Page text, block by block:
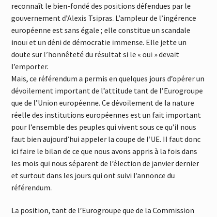
reconnaît le bien-fondé des positions défendues par le
gouvernement d’Alexis Tsipras. L’ampleur de l’ingérence
européenne est sans égale ; elle constitue un scandale
inouï et un déni de démocratie immense. Elle jette un
doute sur l’honnêteté du résultat si le « oui » devait
l’emporter.
Mais, ce référendum a permis en quelques jours d’opérer un
dévoilement important de l’attitude tant de l’Eurogroupe
que de l’Union européenne. Ce dévoilement de la nature
réelle des institutions européennes est un fait important
pour l’ensemble des peuples qui vivent sous ce qu’il nous
faut bien aujourd’hui appeler la coupe de l’UE. Il faut donc
ici faire le bilan de ce que nous avons appris à la fois dans
les mois qui nous séparent de l’élection de janvier dernier
et surtout dans les jours qui ont suivi l’annonce du
référendum.
La position, tant de l’Eurogroupe que de la Commission